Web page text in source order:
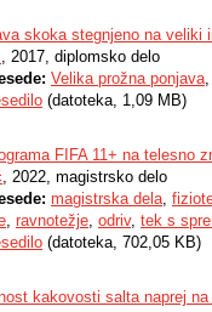
skoka stegnjeno na veliki
, 2017, diplomsko delo
Velika prožna ponjava
(datoteka, 1,09 MB)
FIFA 11+ na telesno
, 2022, magistrsko delo
magistrska dela,
, ravnotežje, odriv, tek s
(datoteka, 702,05 KB)
kakovosti salta naprej